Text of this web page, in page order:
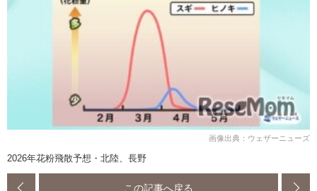
画像出典：ウェザーニューズ
2026年花粉飛散予想・北陸、長野
この記事へ戻る